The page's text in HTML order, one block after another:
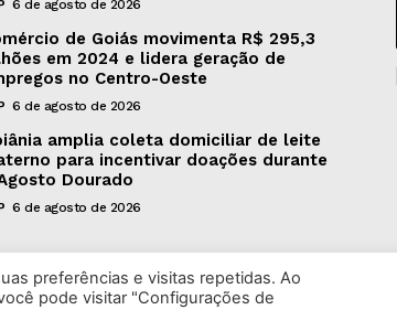
6 de agosto de 2026
de Goiás movimenta R$ 295,3
em 2024 e lidera geração de
no Centro-Oeste
6 de agosto de 2026
amplia coleta domiciliar de leite
para incentivar doações durante
Dourado
6 de agosto de 2026
preferências e visitas repetidas. Ao
pode visitar "Configurações de